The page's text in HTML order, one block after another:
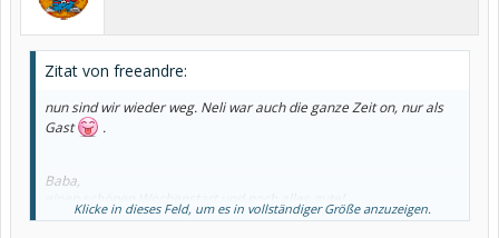
Zitat von freeandre:
nun sind wir wieder weg. Neli war auch die ganze Zeit on, nur als
Gast
.
Baba,
Klicke in dieses Feld, um es in vollständiger Größe anzuzeigen.